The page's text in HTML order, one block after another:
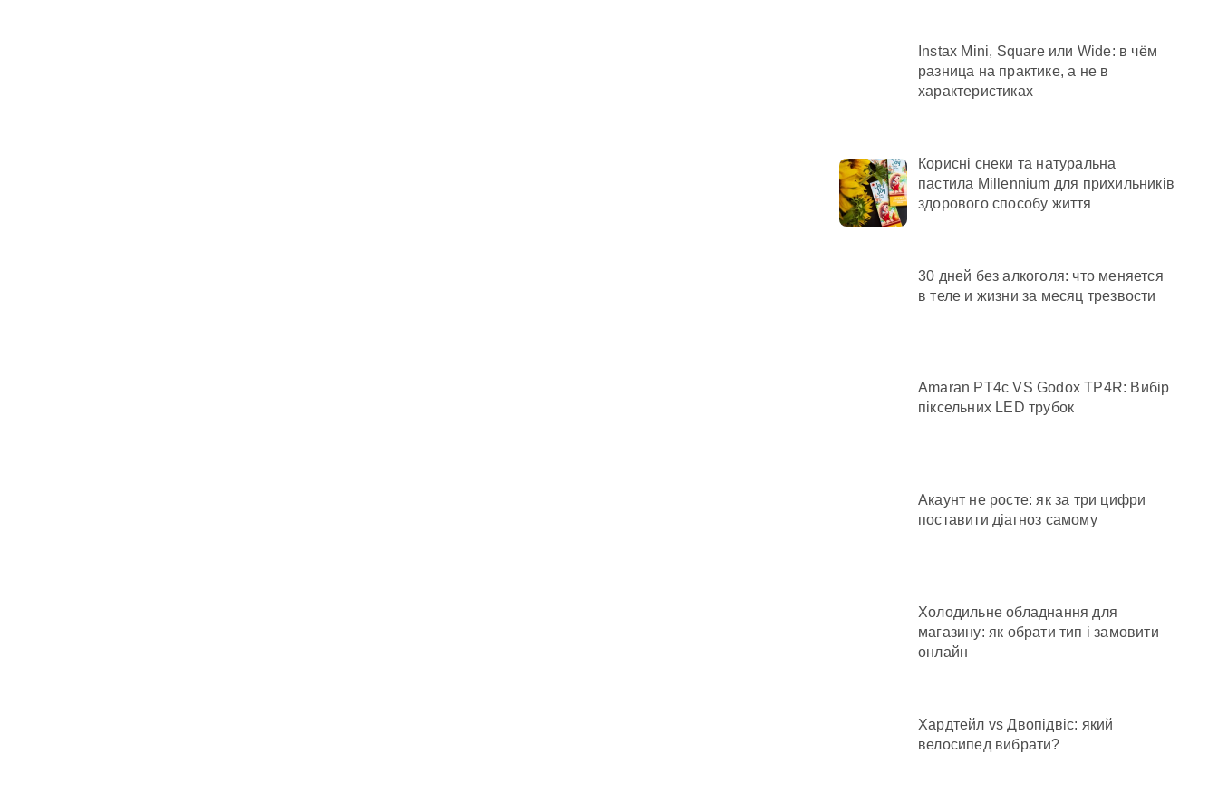
Instax Mini, Square или Wide: в чём
разница на практике, а не в
характеристиках
Корисні снеки та натуральна
пастила Millennium для прихильників
здорового способу життя
30 дней без алкоголя: что меняется
в теле и жизни за месяц трезвости
Amaran PT4c VS Godox TP4R: Вибір
піксельних LED трубок
Акаунт не росте: як за три цифри
поставити діагноз самому
Холодильне обладнання для
магазину: як обрати тип і замовити
онлайн
Хардтейл vs Двопідвіс: який
велосипед вибрати?